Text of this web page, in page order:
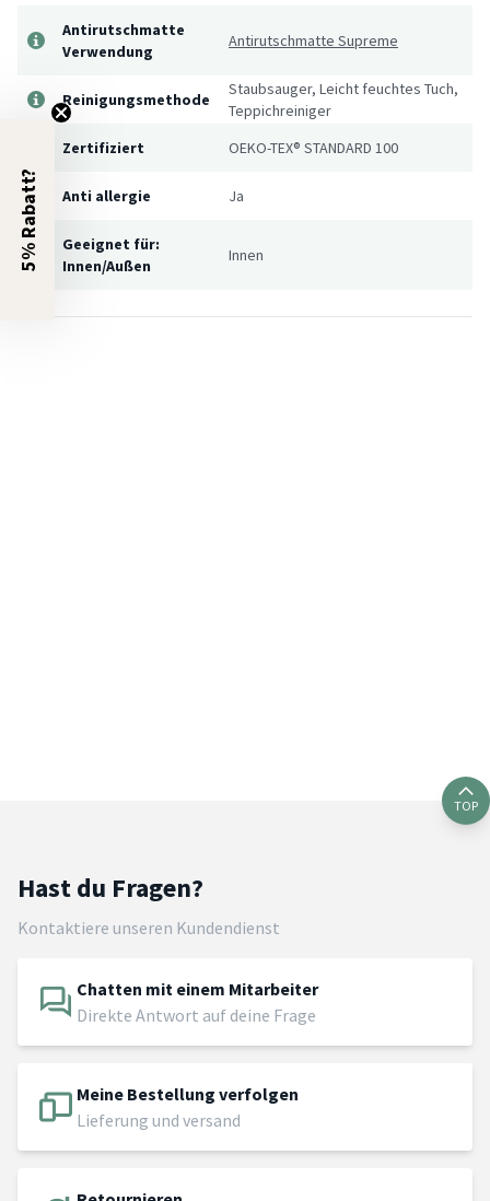
Antirutschmatte
Verwendung
Antirutschmatte Supreme
Reinigungsmethode
Staubsauger, Leicht feuchtes Tuch,
Teppichreiniger
Zertifiziert
OEKO-TEX® STANDARD 100
Anti allergie Ja
Geeignet für:
Innen/Außen
Innen
TOP
Hast du Fragen?
Kontaktiere unseren Kundendienst
Chatten mit einem Mitarbeiter
Direkte Antwort auf deine Frage
Meine Bestellung verfolgen
Lieferung und versand
5% Rabatt?